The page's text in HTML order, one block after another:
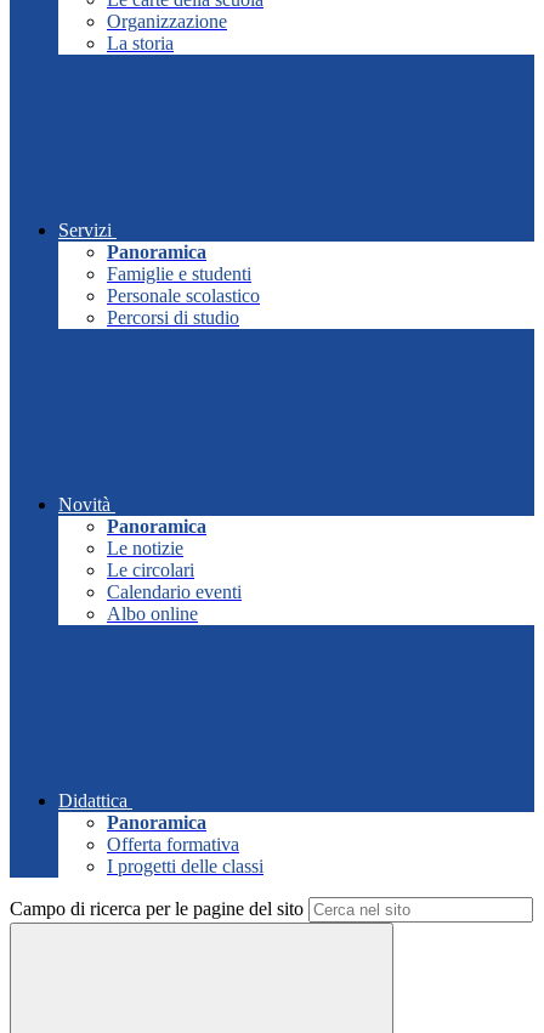
Organizzazione
La storia
Servizi
Panoramica
Famiglie e studenti
Personale scolastico
Percorsi di studio
Novità
Panoramica
Le notizie
Le circolari
Calendario eventi
Albo online
Didattica
Panoramica
Offerta formativa
I progetti delle classi
Campo di ricerca per le pagine del sito